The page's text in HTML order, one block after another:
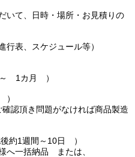
、日時・場所・お見積りの
行表、スケジュール等）
月 ）
題がなければ商品製造
後約1週間～10日 ）
品 または、